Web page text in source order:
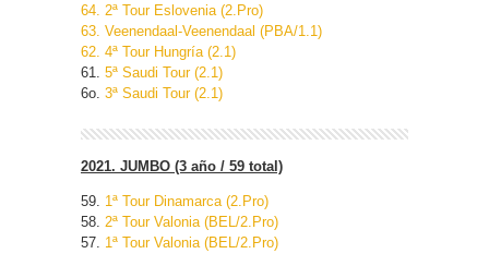
64. 2ª Tour Eslovenia (2.Pro)
63. Veenendaal-Veenendaal (PBA/1.1)
62. 4ª Tour Hungría (2.1)
61. 5ª Saudi Tour (2.1)
6o. 3ª Saudi Tour (2.1)
2021. JUMBO (3 año / 59 total)
59. 1ª Tour Dinamarca (2.Pro)
58. 2ª Tour Valonia (BEL/2.Pro)
57. 1ª Tour Valonia (BEL/2.Pro)